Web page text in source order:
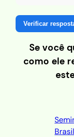
Verificar
Se você
como ele
Brasil